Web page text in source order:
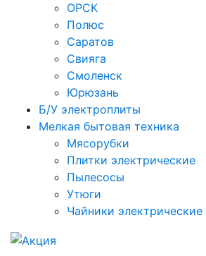
ОРСК
Полюс
Саратов
Свияга
Смоленск
Юрюзань
Б/У электроплиты
Мелкая бытовая техника
Мясорубки
Плитки электрические
Пылесосы
Утюги
Чайники электрические